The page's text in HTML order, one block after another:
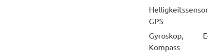
Helligkeitssensor,
GPS
Gyroskop, E-
Kompass